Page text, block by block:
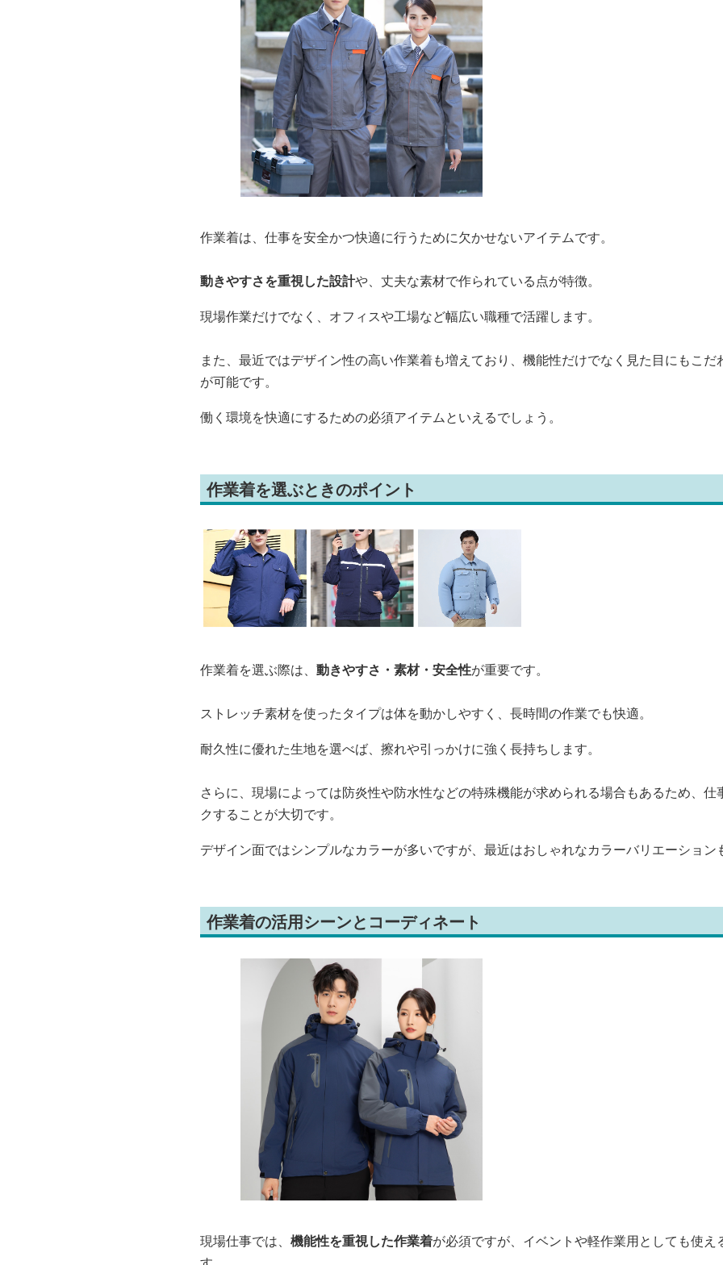
作業着は、仕事を安全かつ快適に行うために欠かせないアイテムです。
動きやすさを重視した設計や、丈夫な素材で作られている点が特徴。
現場作業だけでなく、オフィスや工場など幅広い職種で活躍します。
また、最近ではデザイン性の高い作業着も増えており、機能性だけでなく見た目にもこだ
が可能です。
働く環境を快適にするための必須アイテムといえるでしょう。
作業着を選ぶときのポイント
作業着を選ぶ際は、 動きやすさ・素材・安全性が重要です。
ストレッチ素材を使ったタイプは体を動かしやすく、長時間の作業でも快適。
耐久性に優れた生地を選べば、擦れや引っかけに強く長持ちします。
さらに、現場によっては防炎性や防水性などの特殊機能が求められる場合もあるため、仕
クすることが大切です。
デザイン面ではシンプルなカラーが多いですが、最近はおしゃれなカラーバリエーション
作業着の活用シーンとコーディネート
現場仕事では、 機能性を重視した作業着が必須ですが、イベントや軽作業用としても使